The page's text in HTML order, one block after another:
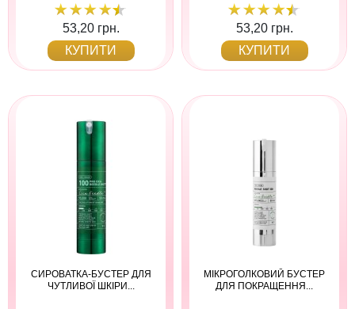
53,20 грн.
КУПИТИ
53,20 грн.
КУПИТИ
СИРОВАТКА-БУСТЕР ДЛЯ
ЧУТЛИВОЇ ШКІРИ...
МІКРОГОЛКОВИЙ БУСТЕР
ДЛЯ ПОКРАЩЕННЯ...